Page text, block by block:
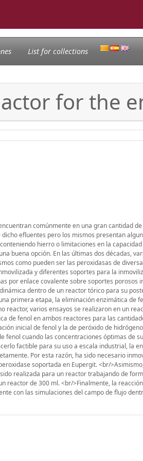
List for collections
for the
comúnmente en una gran cantidad
efluentes pero los mismos presentan
hierro o limitaciones en la
buena opción. En las últimas dos décadas,
como pueden ser las peroxidasas de
y diferentes soportes para la
por enlace covalente sobre soportes porosos
dentro de un reactor tórico para su
primera etapa, la eliminación enzimática de
reactor, varios ensayos se realizaron en un
de fenol en ambos reactores para las
inicial de fenol y la de peróxido de
fenol cuando las concentraciones óptimas de
factible para su uso a escala industrial, la
Por esta razón, ha sido necesario
soportada en Eupergit. <br/
realizada para un reactor trabajando de
reactor de 300 ml. <br/>Finalmente, la
con las simulaciones del campo de flujo